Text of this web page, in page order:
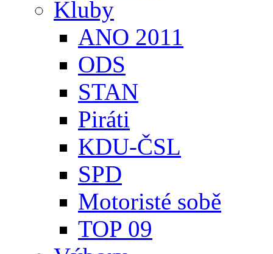
Kluby
ANO 2011
ODS
STAN
Piráti
KDU-ČSL
SPD
Motoristé sobě
TOP 09